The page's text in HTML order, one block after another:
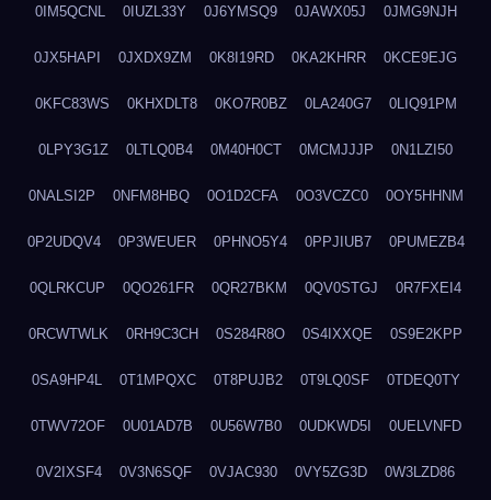
0IM5QCNL 0IUZL33Y 0J6YMSQ9 0JAWX05J 0JMG9NJH
0JX5HAPI 0JXDX9ZM 0K8I19RD 0KA2KHRR 0KCE9EJG
0KFC83WS 0KHXDLT8 0KO7R0BZ 0LA240G7 0LIQ91PM
0LPY3G1Z 0LTLQ0B4 0M40H0CT 0MCMJJJP 0N1LZI50
0NALSI2P 0NFM8HBQ 0O1D2CFA 0O3VCZC0 0OY5HHNM
0P2UDQV4 0P3WEUER 0PHNO5Y4 0PPJIUB7 0PUMEZB4
0QLRKCUP 0QO261FR 0QR27BKM 0QV0STGJ 0R7FXEI4
0RCWTWLK 0RH9C3CH 0S284R8O 0S4IXXQE 0S9E2KPP
0SA9HP4L 0T1MPQXC 0T8PUJB2 0T9LQ0SF 0TDEQ0TY
0TWV72OF 0U01AD7B 0U56W7B0 0UDKWD5I 0UELVNFD
0V2IXSF4 0V3N6SQF 0VJAC930 0VY5ZG3D 0W3LZD86